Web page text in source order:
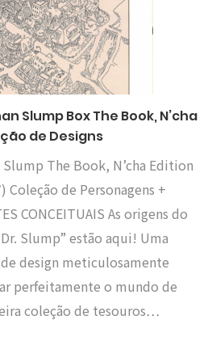
Slump Box The Book, N’cha
de Designs
The Book, N’cha Edition
Coleção de Personagens +
CONCEITUAIS As origens do
Slump” estão aqui! Uma
design meticulosamente
perfeitamente o mundo de
coleção de tesouros…